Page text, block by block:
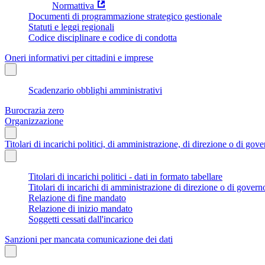
Normattiva
Documenti di programmazione strategico gestionale
Statuti e leggi regionali
Codice disciplinare e codice di condotta
Oneri informativi per cittadini e imprese
Scadenzario obblighi amministrativi
Burocrazia zero
Organizzazione
Titolari di incarichi politici, di amministrazione, di direzione o di
Titolari di incarichi politici - dati in formato tabellare
Titolari di incarichi di amministrazione di direzione o di
Relazione di fine mandato
Relazione di inizio mandato
Soggetti cessati dall'incarico
Sanzioni per mancata comunicazione dei dati